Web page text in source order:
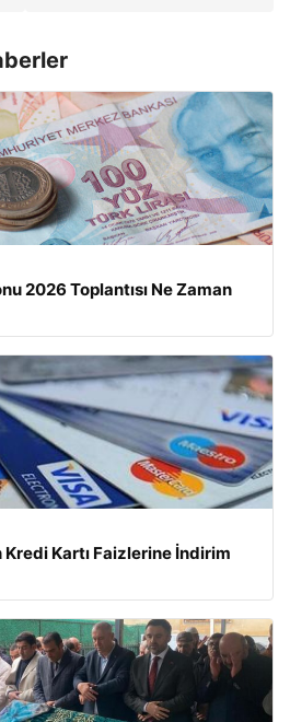
2026 Toplantısı Ne Zaman
Kredi Kartı Faizlerine İndirim